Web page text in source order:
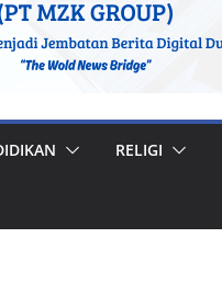
RELIGI